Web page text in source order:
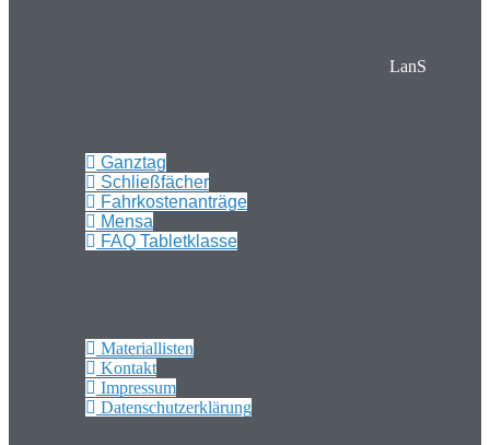
LanS
Ganztag
Schließfächer
Fahrkostenanträge
Mensa
FAQ Tabletklasse
Materiallisten
Kontakt
Impressum
Datenschutzerklärung